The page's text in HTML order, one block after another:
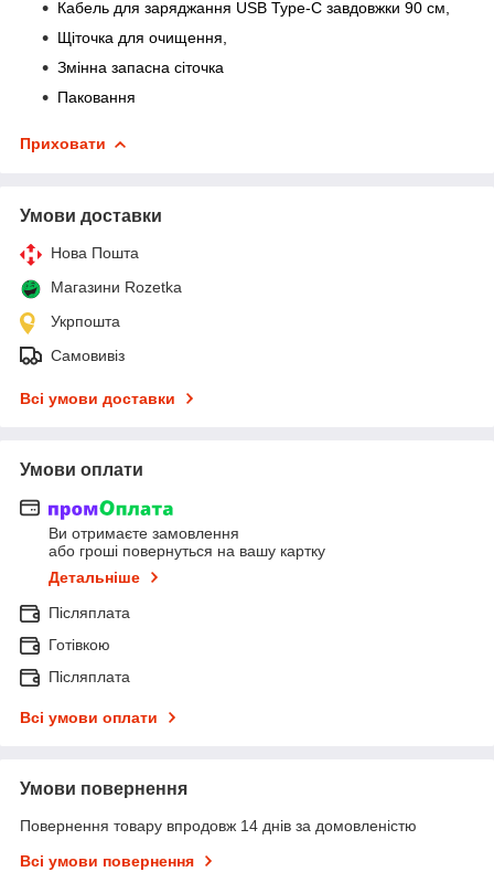
Кабель для заряджання USB Type-C завдовжки 90 см,
Щіточка для очищення,
Змінна запасна сіточка
Паковання
Приховати
Умови доставки
Нова Пошта
Магазини Rozetka
Укрпошта
Самовивіз
Всі умови доставки
Умови оплати
Ви отримаєте замовлення
або гроші повернуться на вашу картку
Детальніше
Післяплата
Готівкою
Післяплата
Всі умови оплати
Умови повернення
Повернення товару впродовж 14 днів за домовленістю
Всі умови повернення